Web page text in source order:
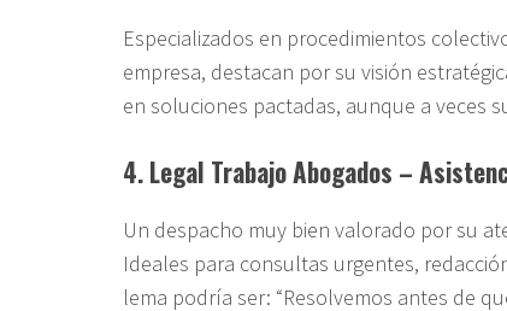
Especializados en procedimientos
empresa, destacan por su visión
en soluciones pactadas, aunque a veces
4. Legal Trabajo Abogados –
Un despacho muy bien valorado por su
Ideales para consultas urgentes,
lema podría ser: “Resolvemos antes de